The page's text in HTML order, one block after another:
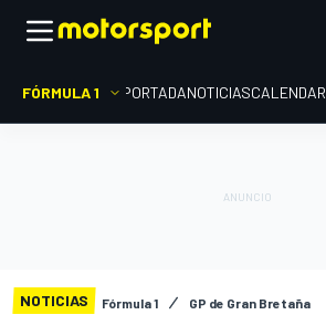
FÓRMULA 1 PORTADANOTICIAS
NOTICIAS Fórmula 1 GP de Gran Bretaña